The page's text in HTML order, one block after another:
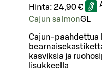
Hinta: 24,90 €
Cajun salmonGL
Cajun-paahdettua
kasviksia ja
lisukkeella